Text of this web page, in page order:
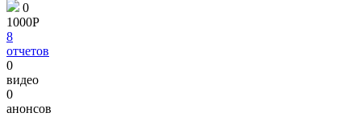
0
1000Р
8
отчетов
0
видео
0
анонсов